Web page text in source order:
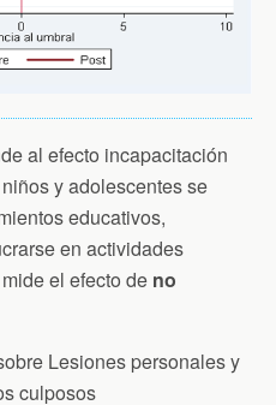
al efecto incapacitación
y adolescentes se
educativos,
en actividades
el efecto de no
Lesiones personales y
culposos